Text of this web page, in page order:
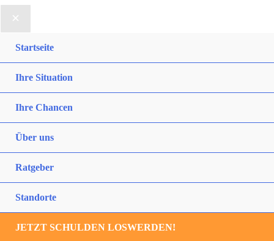
Startseite
Ihre Situation
Ihre Chancen
Über uns
Ratgeber
Standorte
JETZT SCHULDEN LOSWERDEN!